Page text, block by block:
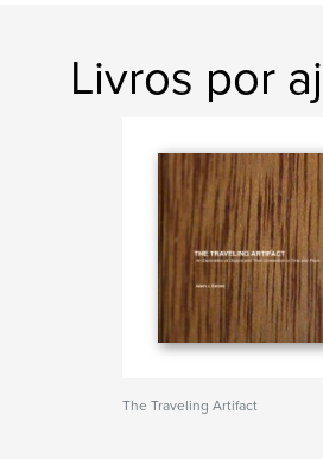
Livros por
The Traveling Artifact